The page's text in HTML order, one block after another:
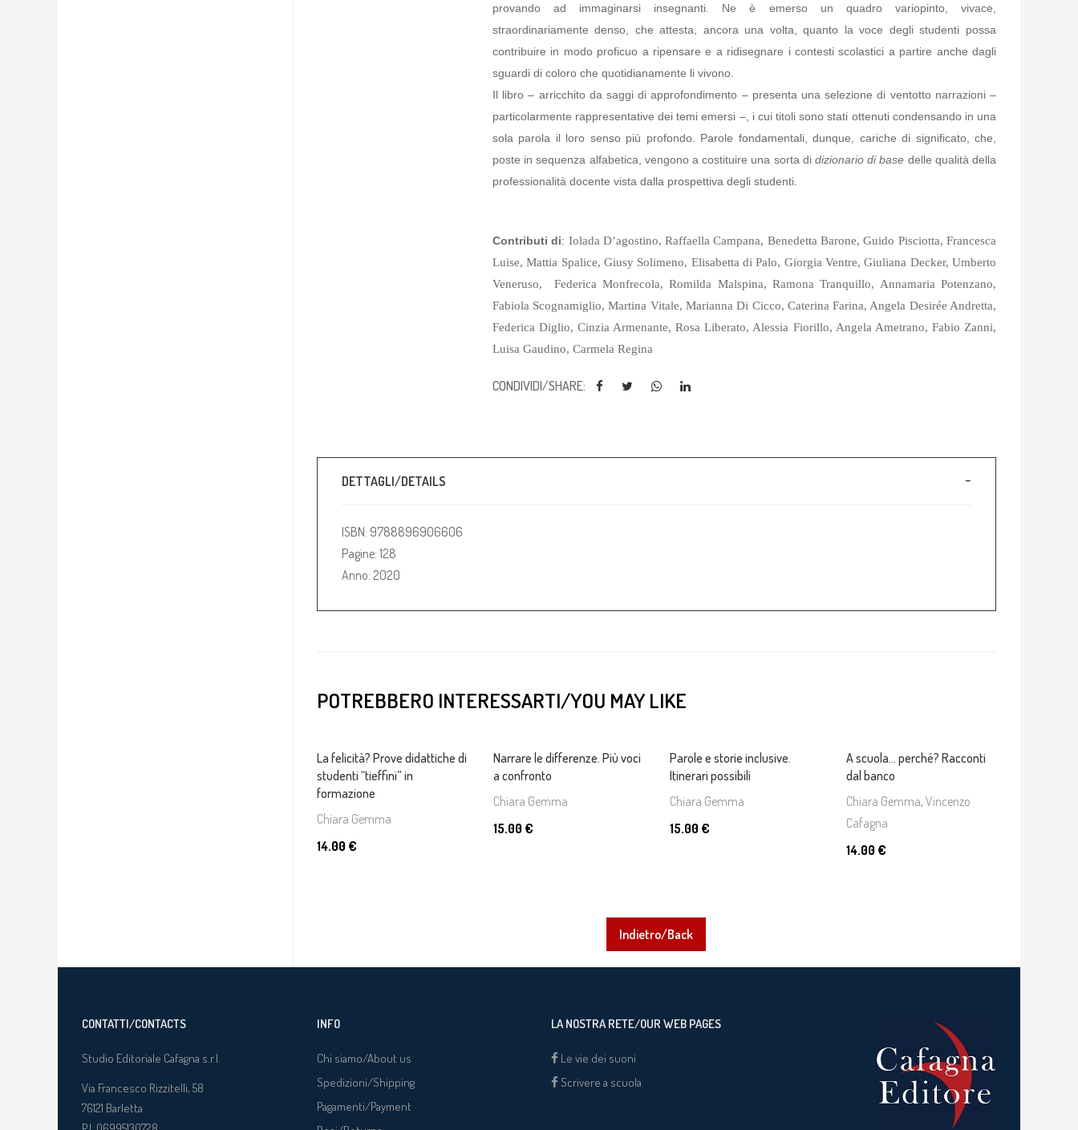
provando ad immaginarsi insegnanti. Ne è emerso un quadro variopinto, vivace,
straordinariamente denso, che attesta, ancora una volta, quanto la voce degli studenti possa
contribuire in modo proficuo a ripensare e a ridisegnare i contesti scolastici a partire anche dagli
sguardi di coloro che quotidianamente li vivono.
Il libro – arricchito da saggi di approfondimento – presenta una selezione di ventotto narrazioni –
particolarmente rappresentative dei temi emersi –, i cui titoli sono stati ottenuti condensando in una
sola parola il loro senso più profondo. Parole fondamentali, dunque, cariche di significato, che,
poste in sequenza alfabetica, vengono a costituire una sorta di dizionario di base delle qualità della
professionalità docente vista dalla prospettiva degli studenti.
Contributi di: Iolada D’agostino, Raffaella Campana, Benedetta Barone, Guido Pisciotta, Francesca
Luise, Mattia Spalice, Giusy Solimeno, Elisabetta di Palo, Giorgia Ventre, Giuliana Decker, Umberto
Veneruso, Federica Monfrecola, Romilda Malspina, Ramona Tranquillo, Annamaria Potenzano,
Fabiola Scognamiglio, Martina Vitale, Marianna Di Cicco, Caterina Farina, Angela Desirée Andretta,
Federica Diglio, Cinzia Armenante, Rosa Liberato, Alessia Fiorillo, Angela Ametrano, Fabio Zanni,
Luisa Gaudino, Carmela Regina
CONDIVIDI/SHARE:
DETTAGLI/DETAILS
ISBN: 9788896906606
Pagine: 128
Anno: 2020
POTREBBERO INTERESSARTI/YOU MAY LIKE
La felicità? Prove didattiche di
studenti “tieffini” in
formazione
Chiara Gemma
14.00 €
Narrare le differenze. Più voci
a confronto
Chiara Gemma
15.00 €
Parole e storie inclusive.
Itinerari possibili
Chiara Gemma
15.00 €
A scuola... perché? Racconti
dal banco
Chiara Gemma, Vincenzo
Cafagna
14.00 €
Indietro/Back
CONTATTI/CONTACTS
Studio Editoriale Cafagna s.r.l.
Via Francesco Rizzitelli, 58
76121 Barletta
INFO
Chi siamo/About us
Spedizioni/Shipping
Pagamenti/Payment
LA NOSTRA RETE/OUR WEB PAGES
Le vie dei suoni
Scrivere a scuola